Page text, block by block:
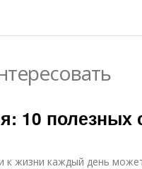
10 полезных
к жизни каждый день